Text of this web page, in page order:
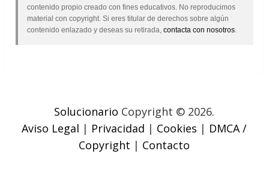
contenido propio creado con fines educativos. No reproducimos
material con copyright. Si eres titular de derechos sobre algún
contenido enlazado y deseas su retirada,contacta con nosotros.
Solucionario Copyright © 2026.
Aviso Legal | Privacidad | Cookies | DMCA /
Copyright | Contacto